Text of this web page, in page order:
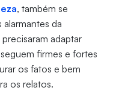
, também se
da
adaptar
firmes e fortes
os fatos e bem
os relatos.